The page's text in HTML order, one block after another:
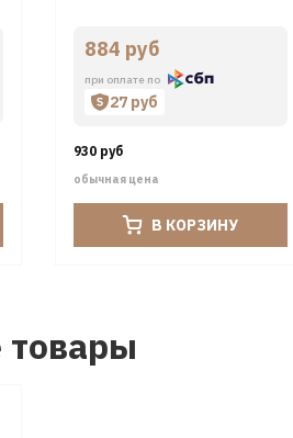
884 руб
при оплате по
27 руб
930 руб
обычная цена
В КОРЗИНУ